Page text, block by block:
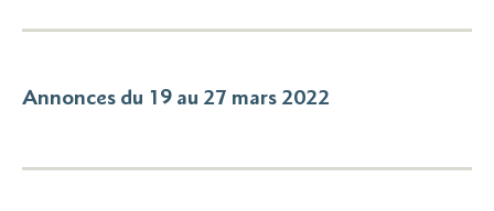
Annonces du 19 au 27 mars 2022